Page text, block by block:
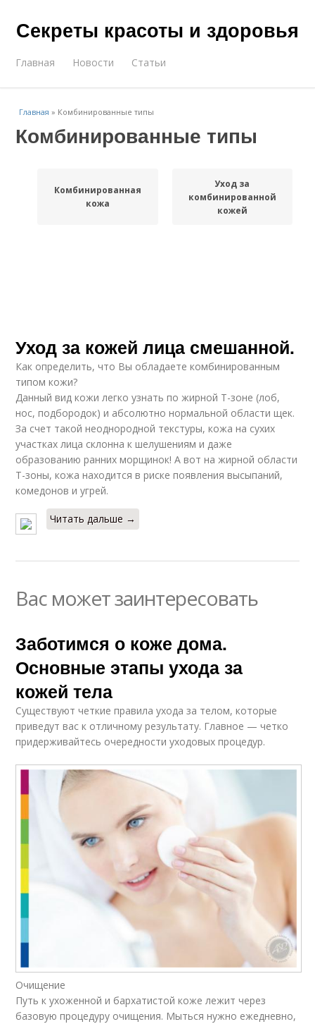
Секреты красоты и здоровья
Главная Новости Статьи
Главная » Комбинированные типы
Комбинированные типы
Комбинированная
кожа
Уход за
комбинированной
кожей
Уход за кожей лица смешанной.
Как определить, что Вы обладаете комбинированным
типом кожи?
Данный вид кожи легко узнать по жирной Т-зоне (лоб,
нос, подбородок) и абсолютно нормальной области щек.
За счет такой неоднородной текстуры, кожа на сухих
участках лица склонна к шелушениям и даже
образованию ранних морщинок! А вот на жирной области
Т-зоны, кожа находится в риске появления высыпаний,
комедонов и угрей.
Читать дальше →
Вас может заинтересовать
Заботимся о коже дома.
Основные этапы ухода за
кожей тела
Существуют четкие правила ухода за телом, которые
приведут вас к отличному результату. Главное — четко
придерживайтесь очередности уходовых процедур.
Очищение
Путь к ухоженной и бархатистой коже лежит через
базовую процедуру очищения. Мыться нужно ежедневно,